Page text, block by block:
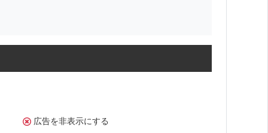
広告を非表示にする